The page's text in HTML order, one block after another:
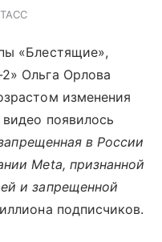
ТАСС
«Блестящие»,
Ольга Орлова
изменения
появилось
в России
Meta, признанной
и запрещенной
подписчиков.